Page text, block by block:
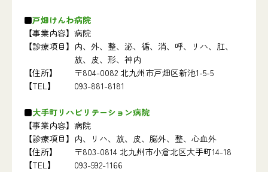
戸畑けんわ病院
【事業内容】 病院
【診療項目】 内、外、整、泌、循、消、呼、リハ、肛、
放、皮、形、神内
【住所】
〒804-0082 北九州市戸畑区新池1-5-5
【TEL】
093-881-8181
大手町リハビリテーション病院
【事業内容】 病院
【診療項目】 内、リハ、放、皮、脳外、整、心血外
【住所】
〒803-0814 北九州市小倉北区大手町14-18
【TEL】
093-592-1166